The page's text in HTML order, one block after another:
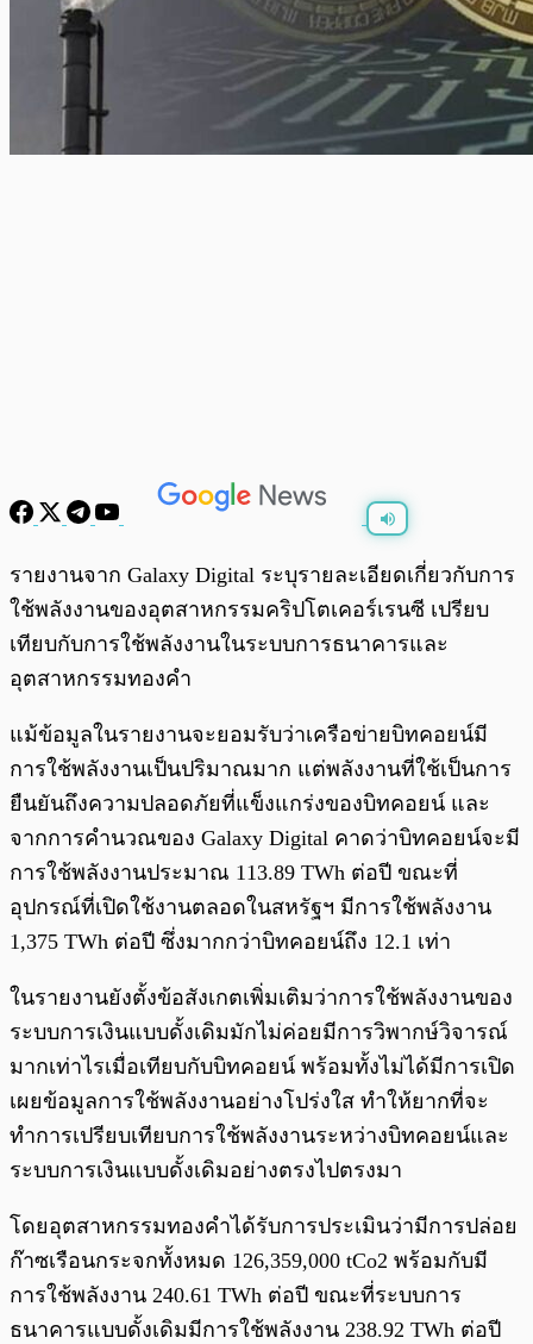
0:00 0:00
รายงานจาก Galaxy Digital ระบุรายละเอียดเกี่ยวกับการ
ใช้พลังงานของอุตสาหกรรมคริปโตเคอร์เรนซี เปรียบ
เทียบกับการใช้พลังงานในระบบการธนาคารและ
อุตสาหกรรมทองคำ
แม้ข้อมูลในรายงานจะยอมรับว่าเครือข่ายบิทคอยน์มี
การใช้พลังงานเป็นปริมาณมาก แต่พลังงานที่ใช้เป็นการ
ยืนยันถึงความปลอดภัยที่แข็งแกร่งของบิทคอยน์ และ
จากการคำนวณของ Galaxy Digital คาดว่าบิทคอยน์จะมี
การใช้พลังงานประมาณ 113.89 TWh ต่อปี ขณะที่
อุปกรณ์ที่เปิดใช้งานตลอดในสหรัฐฯ มีการใช้พลังงาน
1,375 TWh ต่อปี ซึ่งมากกว่าบิทคอยน์ถึง 12.1 เท่า
ในรายงานยังตั้งข้อสังเกตเพิ่มเติมว่าการใช้พลังงานของ
ระบบการเงินแบบดั้งเดิมมักไม่ค่อยมีการวิพากษ์วิจารณ์
มากเท่าไรเมื่อเทียบกับบิทคอยน์ พร้อมทั้งไม่ได้มีการเปิด
เผยข้อมูลการใช้พลังงานอย่างโปร่งใส ทำให้ยากที่จะ
ทำการเปรียบเทียบการใช้พลังงานระหว่างบิทคอยน์และ
ระบบการเงินแบบดั้งเดิมอย่างตรงไปตรงมา
โดยอุตสาหกรรมทองคำได้รับการประเมินว่ามีการปล่อย
ก๊าซเรือนกระจกทั้งหมด 126,359,000 tCo2 พร้อมกับมี
การใช้พลังงาน 240.61 TWh ต่อปี ขณะที่ระบบการ
ธนาคารแบบดั้งเดิมมีการใช้พลังงาน 238.92 TWh ต่อปี